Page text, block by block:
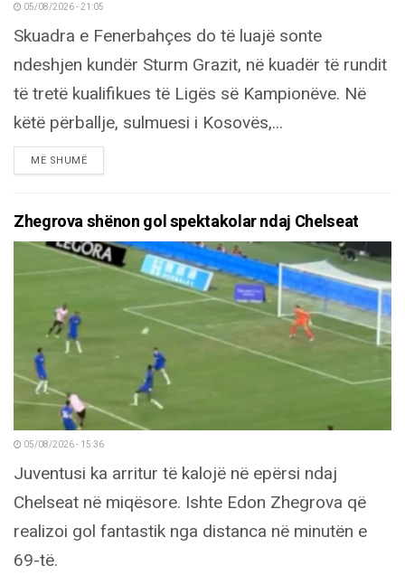
05/08/2026 - 21:05
Skuadra e Fenerbahçes do të luajë sonte
ndeshjen kundër Sturm Grazit, në kuadër të rundit
të tretë kualifikues të Ligës së Kampionëve. Në
këtë përballje, sulmuesi i Kosovës,...
MË SHUMËDETAILS
Zhegrova shënon gol spektakolar ndaj Chelseat
05/08/2026 - 15:36
Juventusi ka arritur të kalojë në epërsi ndaj
Chelseat në miqësore. Ishte Edon Zhegrova që
realizoi gol fantastik nga distanca në minutën e
69-të.